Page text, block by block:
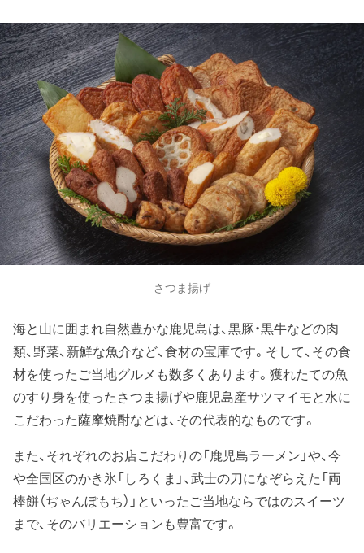
さつま揚げ
海と山に囲まれ自然豊かな鹿児島は、黒豚・黒牛などの肉
類、野菜、新鮮な魚介など、食材の宝庫です。そして、その食
材を使ったご当地グルメも数多くあります。獲れたての魚
のすり身を使ったさつま揚げや鹿児島産サツマイモと水に
こだわった薩摩焼酎などは、その代表的なものです。
また、それぞれのお店こだわりの「鹿児島ラーメン」や、今
や全国区のかき氷「しろくま」、武士の刀になぞらえた「両
棒餅（ぢゃんぼもち）」といったご当地ならではのスイーツ
まで、そのバリエーションも豊富です。